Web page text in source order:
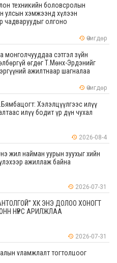
техникийн боловсролын
улсын хэмжээнд хүлээн
чадваруудыг олгоно
Өчигдөр
монголчууддаа сэтгэл зүйн
өгдөг Т.Мөнх-Эрдэнийг
ажилтнаар шагналаа
Өчигдөр
Хэлэлцүүлгээс илүү
илүү бодит үр дүн чухал
2026-08-4
жил найман уурын зуухыг хийн
ажиллаж байна
2026-07-31
ХК ЭНЭ ДОЛОО ХОНОГТ
НҮҮРС АРИЛЖЛАА
2026-07-31
уламжлалт тогтолцоог